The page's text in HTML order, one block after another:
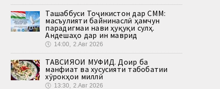
Ташаббуси Тоҷикистон дар СММ:
масъулияти байнинаслӣ ҳамчун
парадигмаи нави ҳуқуқи сулҳ.
Андешаҳо дар ин маврид
🕔 14:00, 2.Авг 2026
ТАВСИЯҲОИ МУФИД. Доир ба
манфиат ва хусусияти табобатии
хӯрокҳои миллӣ
🕔 13:30, 2.Авг 2026